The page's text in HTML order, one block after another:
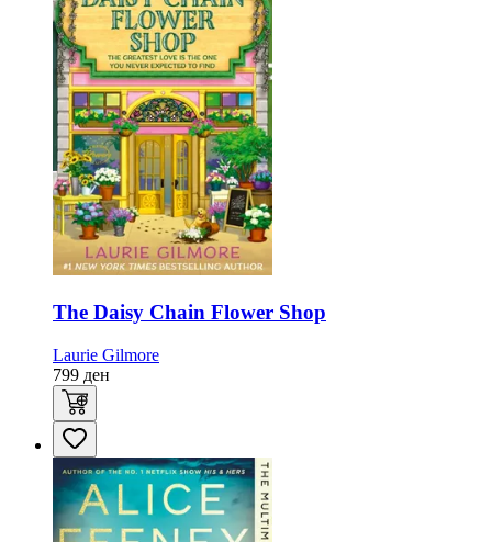
The Daisy Chain Flower Shop
Laurie Gilmore
799 ден